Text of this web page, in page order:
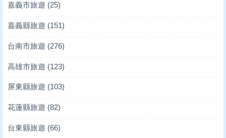
嘉義市旅遊 (25)
嘉義縣旅遊 (151)
台南市旅遊 (276)
高雄市旅遊 (123)
屏東縣旅遊 (103)
花蓮縣旅遊 (82)
台東縣旅遊 (66)